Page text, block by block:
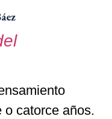
o catorce años.